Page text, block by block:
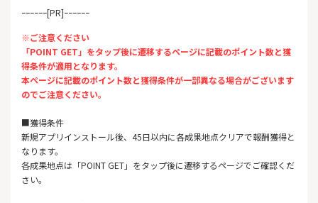
ｰｰｰｰｰｰ[PR]ｰｰｰｰｰｰ
※ご注意ください
「POINT GET」をタップ後に遷移するページに記載のポイント数と獲
得条件が適用となります。
本ページに記載のポイント数と獲得条件が一部異なる場合がございます
のでご注意ください。
■獲得条件
新規アプリインストール後、45日以内に各成果地点クリアで報酬獲得と
なります。
各成果地点は「POINT GET」をタップ後に遷移するページでご確認くだ
さい。